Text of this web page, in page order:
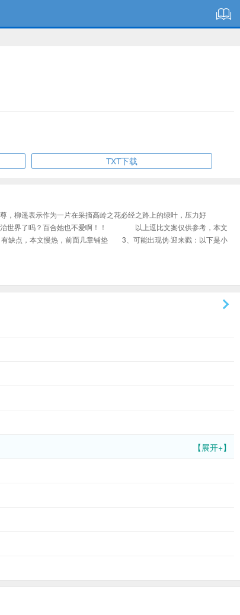
TXT下载
柳遥表示作为一片在采摘高岭之花必经之路上的绿叶，压力好
世界了吗？百合她也不爱啊！！ 以上逗比文案仅供参考，本文
点，本文慢热，前面几章铺垫 3、可能出现伪·迎来戳：以下是小
【展开+】